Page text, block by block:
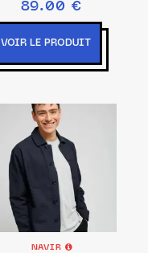
89.00 €
VOIR LE PRODUIT
NAVIR